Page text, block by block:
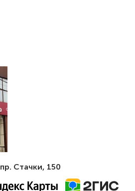
пр. Стачки, 150